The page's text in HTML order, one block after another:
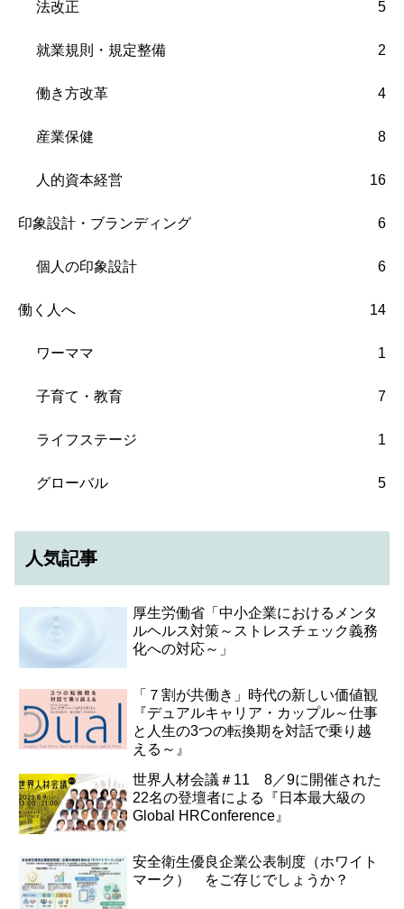
法改正 5
就業規則・規定整備 2
働き方改革 4
産業保健 8
人的資本経営 16
印象設計・ブランディング 6
個人の印象設計 6
働く人へ 14
ワーママ 1
子育て・教育 7
ライフステージ 1
グローバル 5
人気記事
厚生労働省「中小企業におけるメンタ
ルヘルス対策～ストレスチェック義務
化への対応～」
「７割が共働き」時代の新しい価値観
『デュアルキャリア・カップル～仕事
と人生の3つの転換期を対話で乗り越
える～』
世界人材会議＃11 8／9に開催された
22名の登壇者による『日本最大級の
Global HRConference』
安全衛生優良企業公表制度（ホワイト
マーク） をご存じでしょうか？